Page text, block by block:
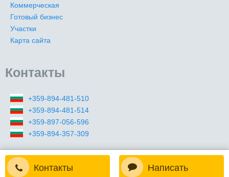
Контакты Написать
Коммерческая
Готовый бизнес
Участки
Карта сайта
Контакты
+359-894-481-510
+359-894-481-514
+359-897-056-596
+359-894-357-309